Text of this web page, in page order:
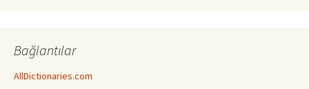
Bağlantılar
AllDictionaries.com